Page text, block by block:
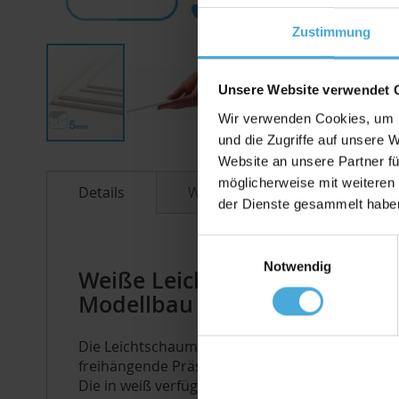
Zustimmung
Unsere Website verwendet
Wir verwenden Cookies,
und die Zugriffe auf unsere
Website an unsere Partner
möglicherweise mit
der Dienste gesammelt
Notwendig
Details
Weiße Leichtschaumplatte
Modellbau und zum Basteln
Die Leichtschaumplatten aus verzugsstabilem
freihängende Präsentation, sowie als stabile
Die in weiß verfügbaren Platten, sind
Weitere Informationen